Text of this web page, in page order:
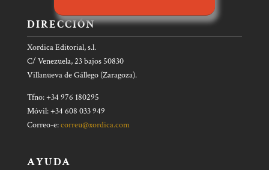
DIRECCIÓN
Xordica Editorial, s.l.
C/ Venezuela, 23 bajos 50830
Villanueva de Gállego (Zaragoza).
Tfno: +34 976 180295
Móvil: +34 608 033 949
Correo-e:correu@xordica.com
AYUDA